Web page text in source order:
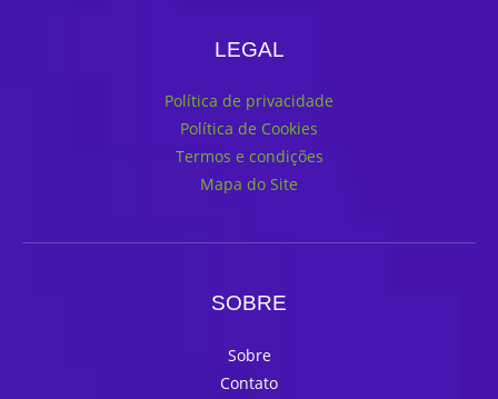
LEGAL
Política de privacidade
Política de Cookies
Termos e condições
Mapa do Site
SOBRE
Sobre
Contato